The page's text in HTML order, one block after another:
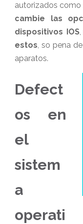
autorizados
cambie las
dispositivos IOS,
estos, so pena
aparatos.
Defect
os en
el
sistem
a
operati